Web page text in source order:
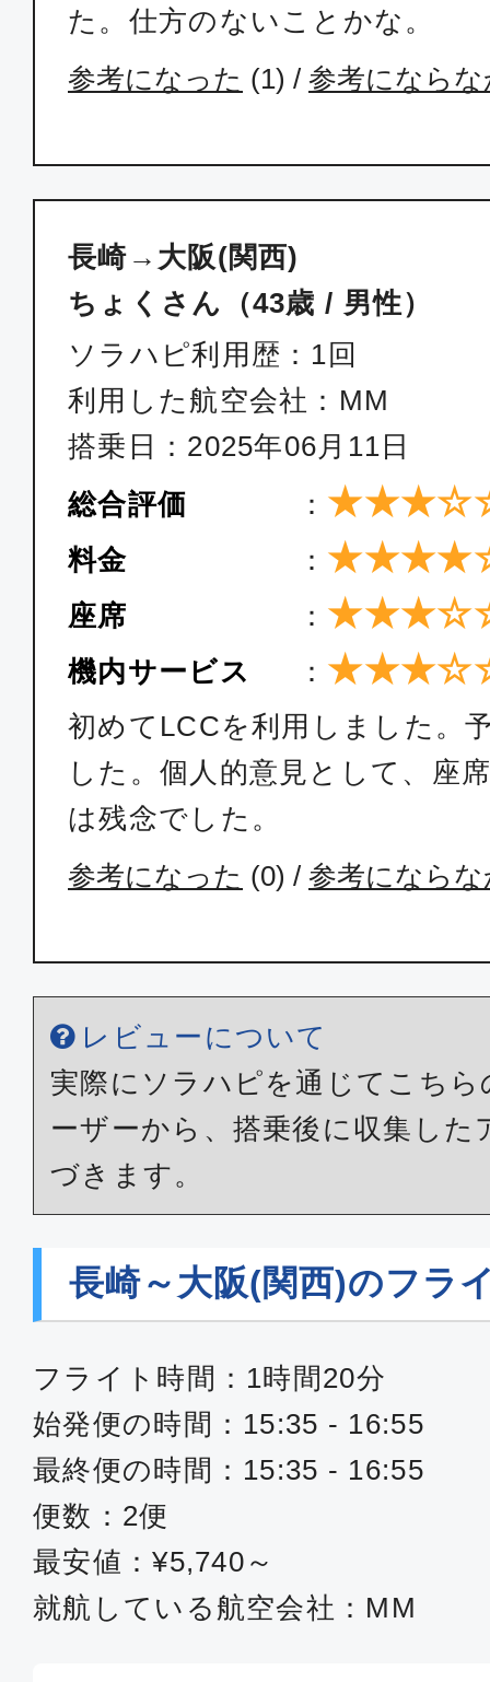
た。仕方のないことかな。
参考になった (1) / 参考になら
長崎→大阪(関西)
ちょくさん（43歳 / 男性）
ソラハピ利用歴：1回
利用した航空会社：MM
搭乗日：2025年06月11日
総合評価
：
料金 ：
座席 ：
機内サービス ：
初めてLCCを利用しました。
した。個人的意見として、座
は残念でした。
参考になった (0) / 参考になら
レビューについて
実際にソラハピを通じてこち
ーザーから、搭乗後に収集した
づきます。
長崎～大阪(関西)のフラ
フライト時間：1時間20分
始発便の時間：15:35 - 16:55
最終便の時間：15:35 - 16:55
便数：2便
最安値：¥5,740～
就航している航空会社：MM